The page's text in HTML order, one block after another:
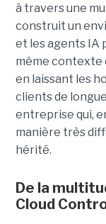
à travers une
construit un
et les agents IA
même contexte
en laissant les
clients de
entreprise qui,
manière très
hérité.
De la
Cloud